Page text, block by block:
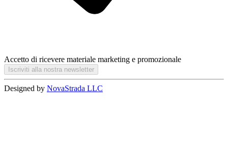
Accetto di ricevere materiale marketing e promozionale
Iscriviti alla nostra newsletter
Designed by NovaStrada LLC